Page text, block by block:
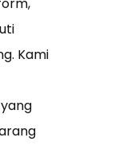
Kami